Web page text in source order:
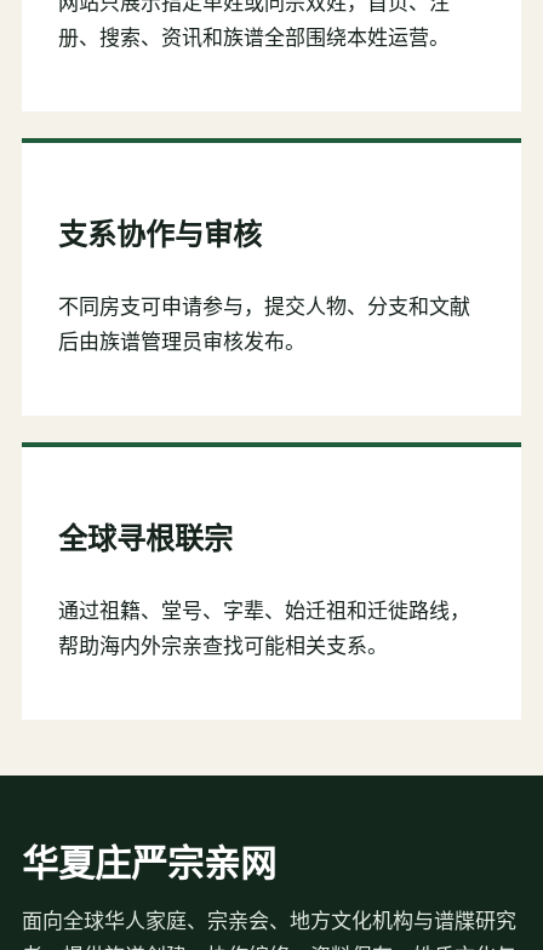
册、搜索、资讯和族谱全部围绕本姓运营。
支系协作与审核
不同房支可申请参与，提交人物、分支和文献
后由族谱管理员审核发布。
全球寻根联宗
通过祖籍、堂号、字辈、始迁祖和迁徙路线，
帮助海内外宗亲查找可能相关支系。
华夏庄严宗亲网
面向全球华人家庭、宗亲会、地方文化机构与谱牒研究